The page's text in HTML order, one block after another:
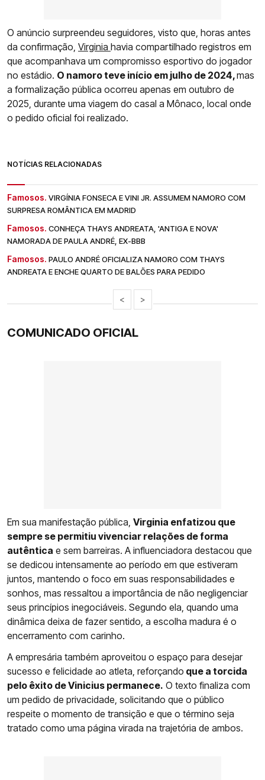
O anúncio surpreendeu seguidores, visto que, horas antes
da confirmação, Virginia havia compartilhado registros em
que acompanhava um compromisso esportivo do jogador
no estádio. O namoro teve início em julho de 2024,mas
a formalização pública ocorreu apenas em outubro de
2025, durante uma viagem do casal a Mônaco, local onde
o pedido oficial foi realizado.
NOTÍCIAS RELACIONADAS
Famosos. VIRGÍNIA FONSECA E VINI JR. ASSUMEM NAMORO COM
SURPRESA ROMÂNTICA EM MADRID
Famosos. CONHEÇA THAYS ANDREATA, 'ANTIGA E NOVA'
NAMORADA DE PAULA ANDRÉ, EX-BBB
Famosos. PAULO ANDRÉ OFICIALIZA NAMORO COM THAYS
ANDREATA E ENCHE QUARTO DE BALÕES PARA PEDIDO
< >
COMUNICADO OFICIAL
Em sua manifestação pública, Virginia enfatizou que
sempre se permitiu vivenciar relações de forma
autêntica e sem barreiras. A influenciadora destacou que
se dedicou intensamente ao período em que estiveram
juntos, mantendo o foco em suas responsabilidades e
sonhos, mas ressaltou a importância de não negligenciar
seus princípios inegociáveis. Segundo ela, quando uma
dinâmica deixa de fazer sentido, a escolha madura é o
encerramento com carinho.
A empresária também aproveitou o espaço para desejar
sucesso e felicidade ao atleta, reforçando que a torcida
pelo êxito de Vinicius permanece. O texto finaliza com
um pedido de privacidade, solicitando que o público
respeite o momento de transição e que o término seja
tratado como uma página virada na trajetória de ambos.